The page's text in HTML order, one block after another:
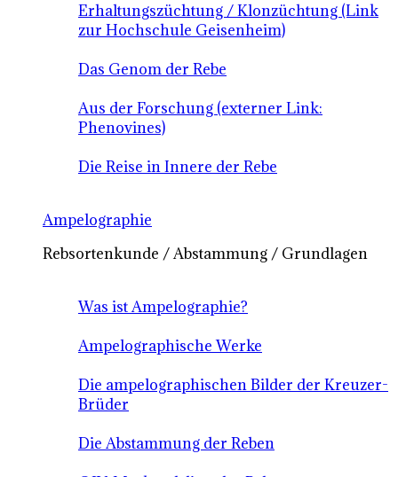
Erhaltungszüchtung / Klonzüchtung (Link
zur Hochschule Geisenheim)
Das Genom der Rebe
Aus der Forschung (externer Link:
Phenovines)
Die Reise in Innere der Rebe
Ampelographie
Rebsortenkunde / Abstammung / Grundlagen
Was ist Ampelographie?
Ampelographische Werke
Die ampelographischen Bilder der Kreuzer-
Brüder
Die Abstammung der Reben